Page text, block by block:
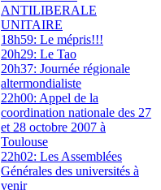
ANTILIBERALE
UNITAIRE
18h59: Le mépris!!!
20h29: Le Tao
20h37: Journée régionale
altermondialiste
22h00: Appel de la
coordination nationale des 27
et 28 octobre 2007 à
Toulouse
22h02: Les Assemblées
Générales des universités à
venir